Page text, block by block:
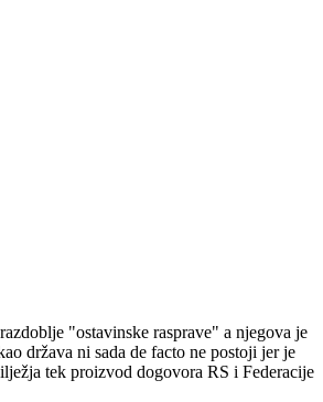
"ostavinske rasprave" a njegova je
država ni sada de facto ne postoji jer je
tek proizvod dogovora RS i Federacije